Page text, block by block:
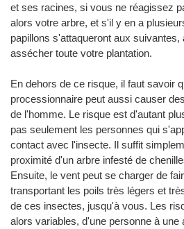
et ses racines, si vous ne réagissez
alors votre arbre, et s'il y en a
papillons s'attaqueront aux suivantes,
assécher toute votre plantation.
En dehors de ce risque, il faut savoir
processionnaire peut aussi causer
de l'homme. Le risque est d'autant
pas seulement les personnes qui
contact avec l'insecte. Il suffit
proximité d'un arbre infesté de
Ensuite, le vent peut se charger de
transportant les poils très légers et
de ces insectes, jusqu'à vous. Les
alors variables, d'une personne à une